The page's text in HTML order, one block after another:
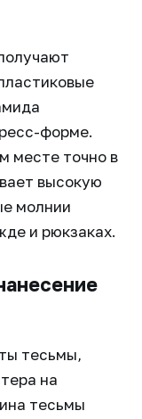
форме.
месте точно в
высокую
молнии
и рюкзаках.
тесьмы,
на
тесьмы